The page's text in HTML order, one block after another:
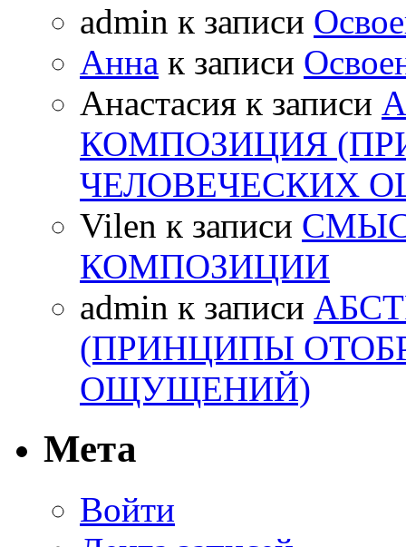
admin к записи
Анна к записи
Анастасия к записи
КОМПОЗИЦИЯ
ЧЕЛОВЕЧЕСКИХ
Vilen к записи
КОМПОЗИЦИИ
admin к записи
(ПРИНЦИПЫ
ОЩУЩЕНИЙ)
Мета
Войти